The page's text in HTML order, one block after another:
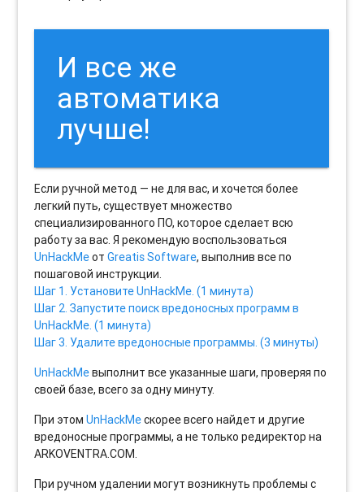
И все же
автоматика
лучше!
Если ручной метод — не для вас, и хочется более
легкий путь, существует множество
специализированного ПО, которое сделает всю
работу за вас. Я рекомендую воспользоваться
UnHackMeотGreatis Software, выполнив все по
пошаговой инструкции.
Шаг 1. Установите UnHackMe. (1 минута)
Шаг 2. Запустите поиск вредоносных программ в
UnHackMe. (1 минута)
Шаг 3. Удалите вредоносные программы. (3 минуты)
UnHackMeвыполнит все указанные шаги, проверяя по
своей базе, всего за одну минуту.
При этомUnHackMeскорее всего найдет и другие
вредоносные программы, а не только редиректор на
ARKOVENTRA.COM.
При ручном удалении могут возникнуть проблемы с